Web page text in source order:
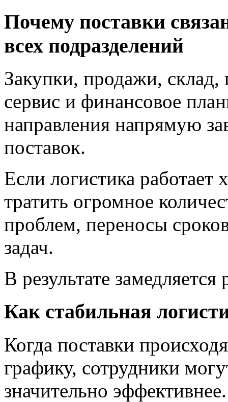
Почему поставки
всех подразделений
Закупки, продажи, склад,
сервис и финансовое
направления напрямую
поставок.
Если логистика работает
тратить огромное
проблем, переносы
задач.
В результате
Как стабильная
Когда поставки
графику, сотрудники
значительно эффективнее.